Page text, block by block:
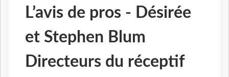
L’avis de pros - Désirée
et Stephen Blum
Directeurs du réceptif